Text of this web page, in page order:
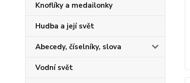
Knoflíky a medailonky
Hudba a její svět
Abecedy, číselníky, slova
Vodní svět